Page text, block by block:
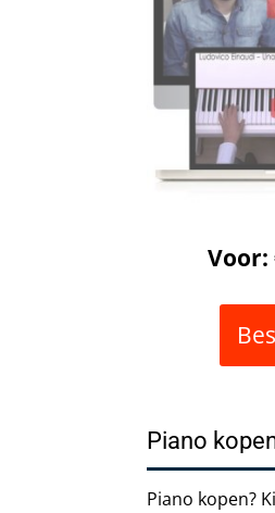
Voor:
Piano
Piano kopen?